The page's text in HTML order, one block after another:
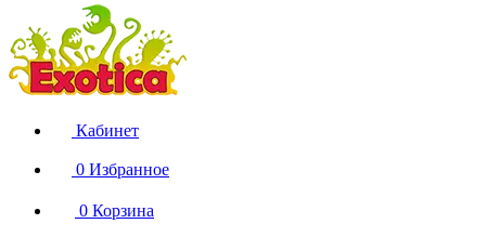
Кабинет
0 Избранное
0 Корзина